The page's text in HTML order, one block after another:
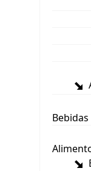
Bebidas